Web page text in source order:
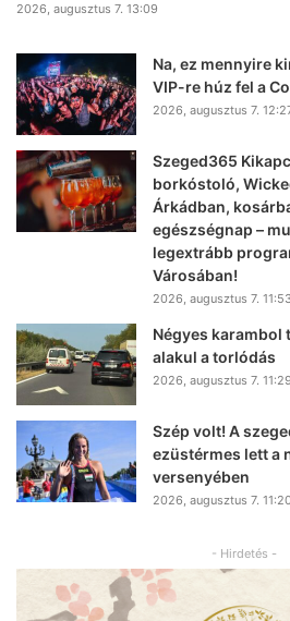
2026, augusztus 7. 13:09
Na, ez mennyire
VIP-re húz fel a
2026, augusztus 7.
Szeged365
borkóstoló,
Árkádban,
egészségnap –
legextrább
Városában!
2026, augusztus 7. 11:53
Négyes
alakul a torlódás
2026, augusztus 7. 11:29
Szép volt! A
ezüstérmes lett a
versenyében
2026, augusztus 7. 11:20
- Hirdetés -